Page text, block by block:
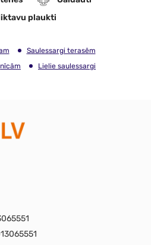
plaukti
Saulessargi terasēm
Lielie saulessargi